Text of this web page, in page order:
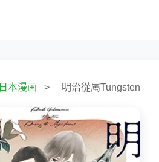
日本漫画 > 明治從屬Tungsten